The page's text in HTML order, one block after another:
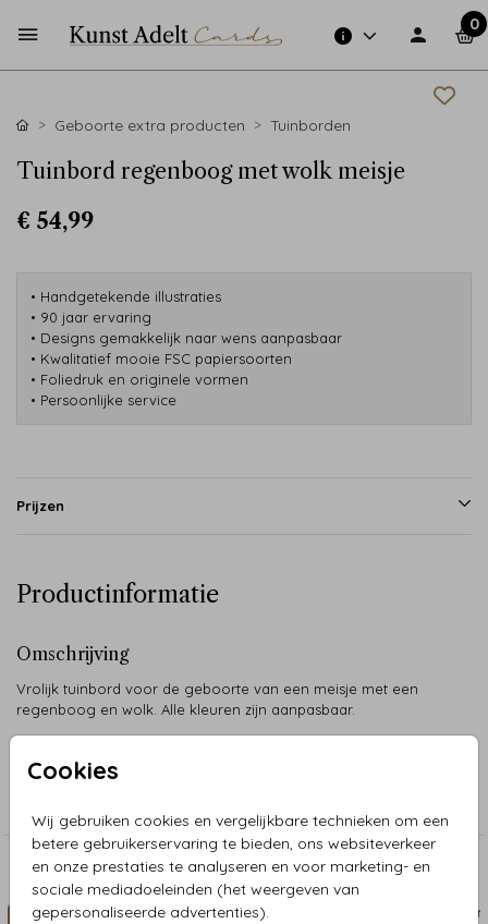
0
Cookies
Wij gebruiken cookies en vergelijkbare technieken om een
betere gebruikerservaring te bieden, ons websiteverkeer
en onze prestaties te analyseren en voor marketing- en
sociale mediadoeleinden (het weergeven van
gepersonaliseerde advertenties).
Geboorte extra producten Tuinborden
Tuinbord regenboog met wolk meisje
€ 54,99
• Handgetekende illustraties
• 90 jaar ervaring
• Designs gemakkelijk naar wens aanpasbaar
• Kwalitatief mooie FSC papiersoorten
• Foliedruk en originele vormen
• Persoonlijke service
Prijzen
Productinformatie
Omschrijving
Vrolijk tuinbord voor de geboorte van een meisje met een
regenboog en wolk. Alle kleuren zijn aanpasbaar.
Collectie
Aanbevolen
TUINBORD